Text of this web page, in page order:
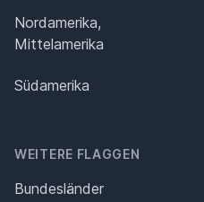
Nordamerika,
Mittelamerika
Südamerika
WEITERE FLAGGEN
Bundesländer